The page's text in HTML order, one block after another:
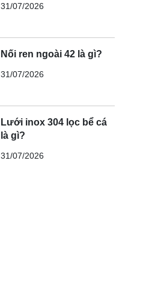
31/07/2026
Nối ren ngoài 42 là gì?
31/07/2026
Lưới inox 304 lọc bể cá
là gì?
31/07/2026